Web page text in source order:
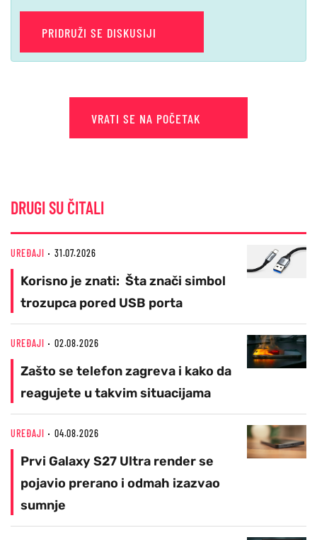
PRIDRUŽI SE DISKUSIJI
VRATI SE NA POČETAK
DRUGI SU ČITALI
UREĐAJI 31.07.2026
Korisno je znati: Šta znači simbol
trozupca pored USB porta
UREĐAJI 02.08.2026
Zašto se telefon zagreva i kako da
reagujete u takvim situacijama
UREĐAJI 04.08.2026
Prvi Galaxy S27 Ultra render se
pojavio prerano i odmah izazvao
sumnje